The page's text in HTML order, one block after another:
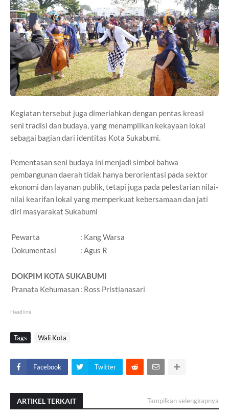
Kegiatan tersebut juga dimeriahkan dengan pentas kreasi
seni tradisi dan budaya, yang menampilkan kekayaan lokal
sebagai bagian dari identitas Kota Sukabumi.
Pementasan seni budaya ini menjadi simbol bahwa
pembangunan daerah tidak hanya berorientasi pada sektor
ekonomi dan layanan publik, tetapi juga pada pelestarian nilai-
nilai kearifan lokal yang memperkuat kebersamaan dan jati
diri masyarakat Sukabumi
Pewarta
: Kang Warsa
Dokumentasi
: Agus R
DOKPIM KOTA SUKABUMI
Pranata Kehumasan: Ross Pristianasari
Headline
Tags Wali Kota
Facebook Twitter
ARTIKEL TERKAIT Tampilkan selengkapnya